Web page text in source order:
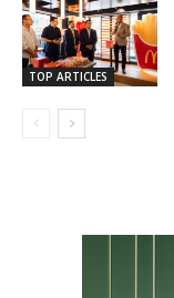
TOP ARTICLES